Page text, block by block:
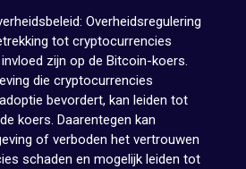
Overheidsregulering
tot cryptocurrencies
zijn op de Bitcoin-koers.
die cryptocurrencies
bevordert, kan leiden tot
koers. Daarentegen kan
of verboden het vertrouwen
schaden en mogelijk leiden tot